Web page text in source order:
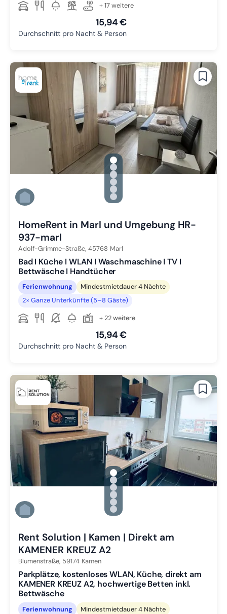
+ 17 weitere
15,94 €
Durchschnitt pro Nacht & Person
gallery.slide_selector
Zu Slide 1 wechseln
Zu Slide 2 wechseln
Zu Slide 3 wechseln
Zu Slide 4 wechseln
Zu Slide 5 wechseln
Zu Slide 6 wechseln
HomeRent in Marl und Umgebung HR-
937-marl
Adolf-Grimme-Straße, 45768 Marl
Bad I Küche I WLAN I Waschmaschine I TV I
Bettwäsche I Handtücher
Ferienwohnung
Mindestmietdauer 4 Nächte
2× Ganze Unterkünfte (5–8 Gäste)
+ 22 weitere
15,94 €
Durchschnitt pro Nacht & Person
gallery.slide_selector
Zu Slide 1 wechseln
Zu Slide 2 wechseln
Zu Slide 3 wechseln
Zu Slide 4 wechseln
Zu Slide 5 wechseln
Zu Slide 6 wechseln
Rent Solution | Kamen | Direkt am
KAMENER KREUZ A2
Blumenstraße, 59174 Kamen
Parkplätze, kostenloses WLAN, Küche, direkt am
KAMENER KREUZ A2, hochwertige Betten inkl.
Bettwäsche
Ferienwohnung
Mindestmietdauer 4 Nächte